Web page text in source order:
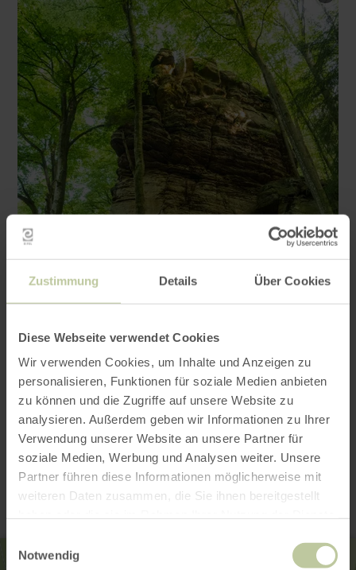
Zustimmung Details Über Cookies
Diese Webseite verwendet Cookies
Wir verwenden Cookies, um Inhalte und Anzeigen zu
personalisieren, Funktionen für soziale Medien anbieten
zu können und die Zugriffe auf unsere Website zu
analysieren. Außerdem geben wir Informationen zu Ihrer
Verwendung unserer Website an unsere Partner für
soziale Medien, Werbung und Analysen weiter. Unsere
Partner führen diese Informationen möglicherweise mit
weiteren Daten zusammen, die Sie ihnen bereitgestellt
Notwendig
Contact